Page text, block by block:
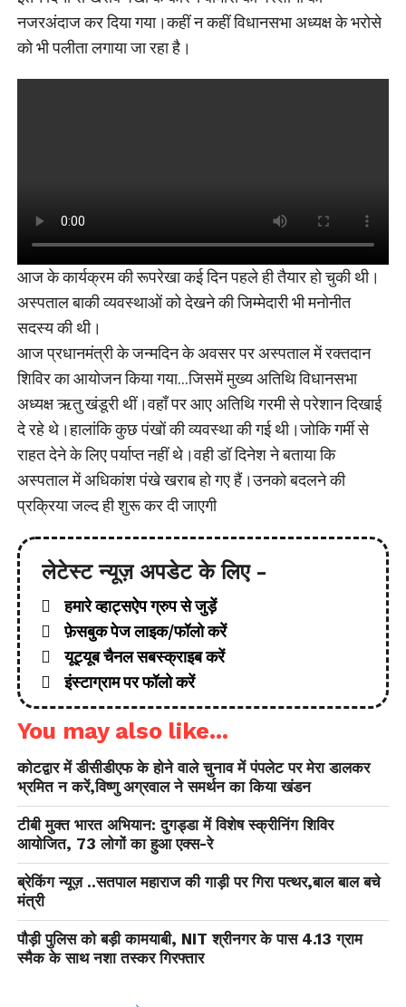
नजरअंदाज कर दिया गया।कहीं न कहीं विधानसभा अध्यक्ष के भरोसे
को भी पलीता लगाया जा रहा है।
आज के कार्यक्रम की रूपरेखा कई दिन पहले ही तैयार हो चुकी थी।
अस्पताल बाकी व्यवस्थाओं को देखने की जिम्मेदारी भी मनोनीत
सदस्य की थी।
आज प्रधानमंत्री के जन्मदिन के अवसर पर अस्पताल में रक्तदान
शिविर का आयोजन किया गया…जिसमें मुख्य अतिथि विधानसभा
अध्यक्ष ऋतु खंडूरी थीं।वहाँ पर आए अतिथि गरमी से परेशान दिखाई
दे रहे थे।हालांकि कुछ पंखों की व्यवस्था की गई थी।जोकि गर्मी से
राहत देने के लिए पर्याप्त नहीं थे।वही डॉ दिनेश ने बताया कि
अस्पताल में अधिकांश पंखे खराब हो गए हैं।उनको बदलने की
प्रक्रिया जल्द ही शुरू कर दी जाएगी
लेटेस्ट न्यूज़ अपडेट के लिए -
हमारे व्हाट्सऐप ग्रुप से जुड़ें
फ़ेसबुक पेज लाइक/फॉलो करें
यूट्यूब चैनल सबस्क्राइब करें
इंस्टाग्राम पर फॉलो करें
You may also like...
कोटद्वार में डीसीडीएफ के होने वाले चुनाव में पंपलेट पर मेरा डालकर
भ्रमित न करें,विष्णु अग्रवाल ने समर्थन का किया खंडन
टीबी मुक्त भारत अभियान: दुगड्डा में विशेष स्क्रीनिंग शिविर
आयोजित, 73 लोगों का हुआ एक्स-रे
ब्रेकिंग न्यूज़ ..सतपाल महाराज की गाड़ी पर गिरा पत्थर,बाल बाल बचे
मंत्री
पौड़ी पुलिस को बड़ी कामयाबी, NIT श्रीनगर के पास 4.13 ग्राम
स्मैक के साथ नशा तस्कर गिरफ्तार